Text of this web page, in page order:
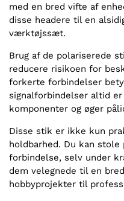
med en bred vifte af
disse headere til en
værktøjssæt.
Brug af de polariserede
reducere risikoen for
forkerte forbindelser
signalforbindelser altid
komponenter og øger
Disse stik er ikke kun
holdbarhed. Du kan
forbindelse, selv under
dem velegnede til en
hobbyprojekter til